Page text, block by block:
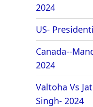
2024
US-
Canada--
2024
Valtoha Vs
Singh- 2024